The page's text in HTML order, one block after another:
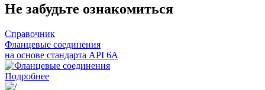
Не забудьте ознакомиться
Справочник
Фланцевые соединения
на основе стандарта API 6A
Подробнее